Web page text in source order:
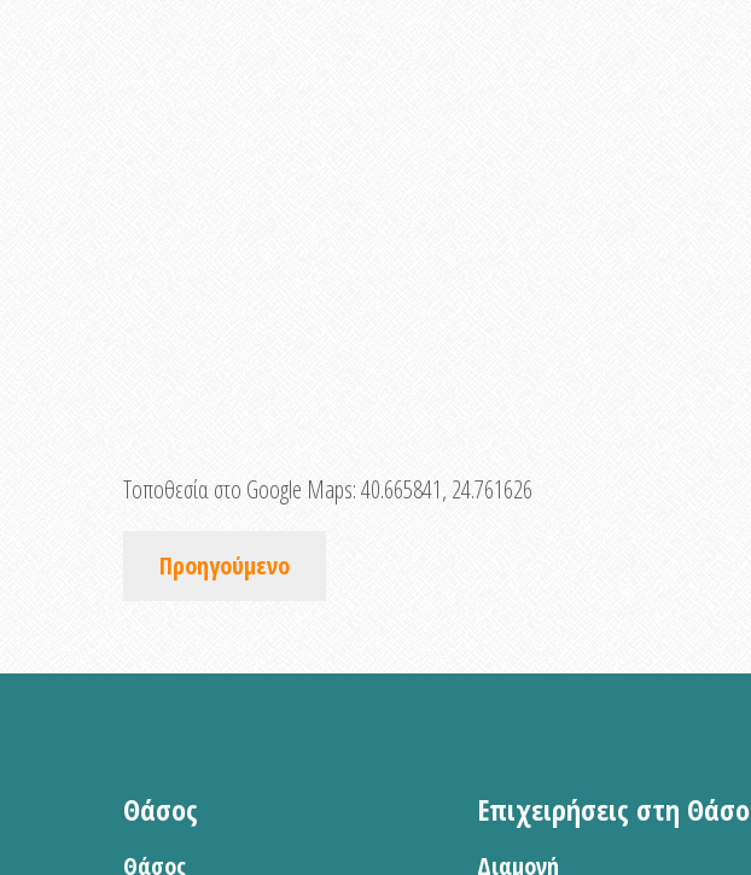
Τοποθεσία στο Google Maps:40.665841, 24.761626
Προηγούμενο
Θάσος
Θάσος
Επιχειρήσεις στη Θάσο
Διαμονή